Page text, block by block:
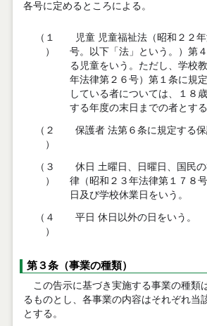
各号に定めるところによる。
（１
）
児童 児童福祉法（昭和２２
号。以下「法」という。）第
る児童をいう。ただし、学校
年法律第２６号）第１条に規
している者については、１８
する年度の末日までの者とする
（２
）
保護者 法第６条に規定する保
（３
）
休日 土曜日、日曜日、国民
律（昭和２３年法律第１７８
日及び学校休業日をいう。
（４
）
平日 休日以外の日をいう。
第３条（事業の種類）
この告示に基づき実施する事業の種類
るものとし、各事業の内容はそれぞれ当
とする。